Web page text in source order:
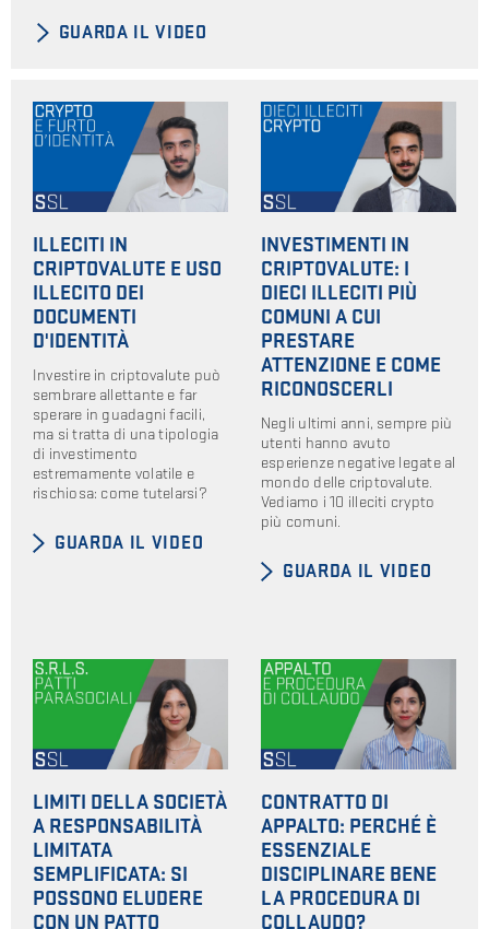
GUARDA IL VIDEO
ILLECITI IN
CRIPTOVALUTE E USO
ILLECITO DEI
DOCUMENTI
D'IDENTITÀ
Investire in criptovalute può
sembrare allettante e far
sperare in guadagni facili,
ma si tratta di una tipologia
di investimento
estremamente volatile e
rischiosa: come tutelarsi?
GUARDA IL VIDEO
INVESTIMENTI IN
CRIPTOVALUTE: I
DIECI ILLECITI PIÙ
COMUNI A CUI
PRESTARE
ATTENZIONE E COME
RICONOSCERLI
Negli ultimi anni, sempre più
utenti hanno avuto
esperienze negative legate al
mondo delle criptovalute.
Vediamo i 10 illeciti crypto
più comuni.
GUARDA IL VIDEO
LIMITI DELLA SOCIETÀ
A RESPONSABILITÀ
LIMITATA
SEMPLIFICATA: SI
POSSONO ELUDERE
CON UN PATTO
CONTRATTO DI
APPALTO: PERCHÉ È
ESSENZIALE
DISCIPLINARE BENE
LA PROCEDURA DI
COLLAUDO?